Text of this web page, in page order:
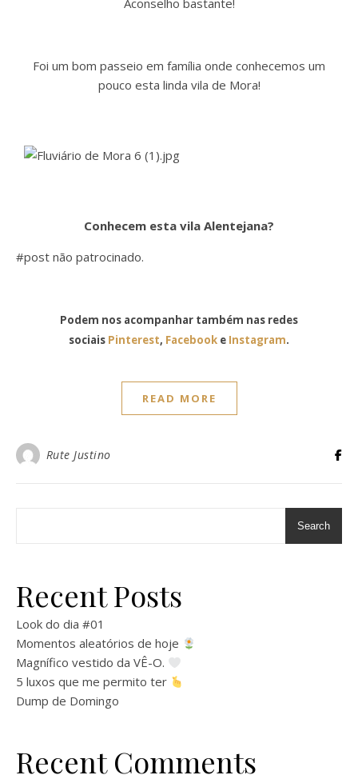
Aconselho bastante!
Foi um bom passeio em família onde conhecemos um
pouco esta linda vila de Mora!
Conhecem esta vila Alentejana?
#post não patrocinado.
Podem nos acompanhar também nas redes
sociais Pinterest, Facebook e Instagram.
READ MORE
Rute Justino
Search
Recent Posts
Look do dia #01
Momentos aleatórios de hoje
Magnífico vestido da VÊ-O.
5 luxos que me permito ter
Dump de Domingo
Recent Comments